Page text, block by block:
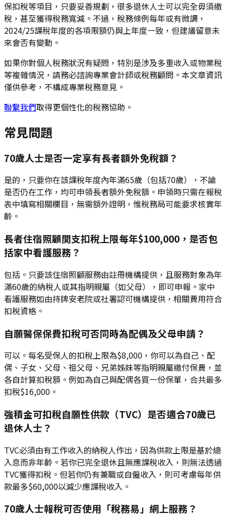
保扣稅等項目，只要妥善規劃，很多退休人士可以完全毋須繳
稅，甚至獲得稅務寬減。不過，稅務條例每年或有微調，
2024/25課稅年度的各項限額仍與上年度一致，但建議留意未
來會否有變動。
如果你對個人稅務狀況有疑問，特別是涉及多重收入或物業稅
等複雜情況，請務必諮詢專業會計師或稅務顧問。本文章資訊
僅供參考，不構成專業稅務意見。
聯繫我們取得更個性化的稅務協助。
常見問題
70歲人士是否一定享有長者額外免稅額？
是的，只要你在該課稅年度內年滿65歲（包括70歲），不論
是否仍在工作，均可申領長者額外免稅額。申領時只需在報稅
表中填寫相關欄目，無需額外證明，惟稅務局可能要求核實年
齡。
長者住宿照顧開支扣稅上限每年$100,000，是否包
括家中看護服務？
包括。只要該住宿照顧服務由註冊機構提供，且服務對象為年
滿60歲的納稅人或其指明親屬（如父母），即可申報。家中
看護服務如由持牌安老院或社署認可機構提供，相關費用符合
扣稅資格。
自願醫保保費扣稅可否同時為配偶及父母申請？
可以。每名受保人的扣稅上限為$8,000，你可以為自己、配
偶、子女、父母、祖父母、兄弟姊妹等指明親屬繳付保費，並
各自計算扣稅額。例如為自己與配偶各買一份保單，合共最多
扣稅$16,000。
強積金可扣稅自願性供款（TVC）是否適合70歲已
退休人士？
TVC必須由有工作收入的納稅人作出，因為供款上限是基於總
入息而非年齡。若你已完全退休且無應課稅收入，則無法透過
TVC獲得扣稅。但若你仍有兼職或自僱收入，則可考慮每年供
款最多$60,000以減少應課稅收入。
70歲人士報稅可否使用「稅務易」網上服務？